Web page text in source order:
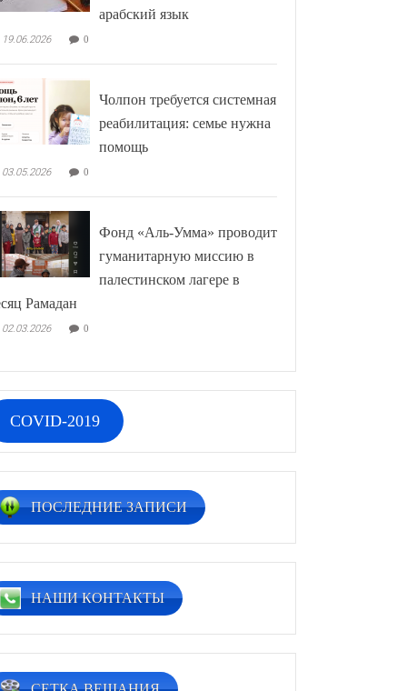
арабский язык
19.06.2026 0
Чолпон требуется системная
реабилитация: семье нужна
помощь
03.05.2026 0
Фонд «Аль-Умма» проводит
гуманитарную миссию в
палестинском лагере в
Рамадан
02.03.2026 0
COVID-2019
ПОСЛЕДНИЕ ЗАПИСИ
НАШИ КОНТАКТЫ